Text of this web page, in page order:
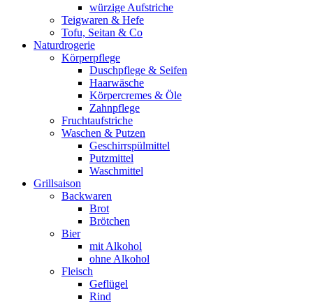
würzige Aufstriche
Teigwaren & Hefe
Tofu, Seitan & Co
Naturdrogerie
Körperpflege
Duschpflege & Seifen
Haarwäsche
Körpercremes & Öle
Zahnpflege
Fruchtaufstriche
Waschen & Putzen
Geschirrspülmittel
Putzmittel
Waschmittel
Grillsaison
Backwaren
Brot
Brötchen
Bier
mit Alkohol
ohne Alkohol
Fleisch
Geflügel
Rind